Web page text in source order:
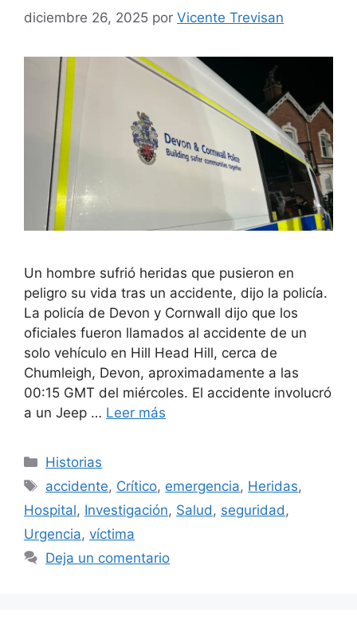
diciembre 26, 2025 por Vicente Trevisan
Un hombre sufrió heridas que pusieron en
peligro su vida tras un accidente, dijo la policía.
La policía de Devon y Cornwall dijo que los
oficiales fueron llamados al accidente de un
solo vehículo en Hill Head Hill, cerca de
Chumleigh, Devon, aproximadamente a las
00:15 GMT del miércoles. El accidente involucró
a un Jeep … Leer más
Categorías
Historias
Etiquetas
accidente, Crítico, emergencia, Heridas,
Hospital, Investigación, Salud, seguridad,
Urgencia, víctima
Deja un comentario